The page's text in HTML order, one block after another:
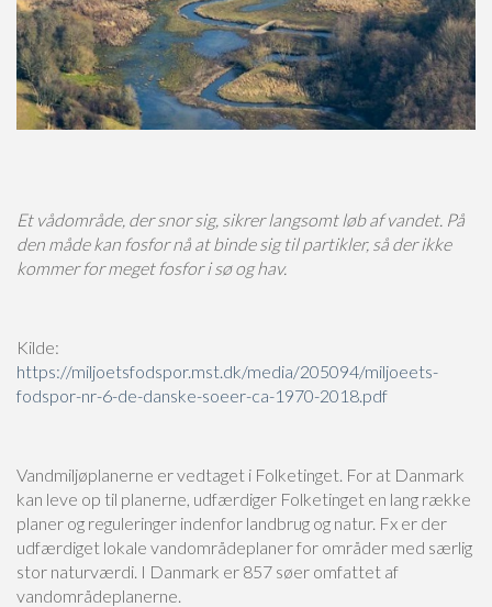
Et vådområde, der snor sig, sikrer langsomt løb af vandet. På
den måde kan fosfor nå at binde sig til partikler, så der ikke
kommer for meget fosfor i sø og hav.
Kilde:
https://miljoetsfodspor.mst.dk/media/205094/miljoeets-
fodspor-nr-6-de-danske-soeer-ca-1970-2018.pdf
Vandmiljøplanerne er vedtaget i Folketinget. For at Danmark
kan leve op til planerne, udfærdiger Folketinget en lang række
planer og reguleringer indenfor landbrug og natur. Fx er der
udfærdiget lokale vandområdeplaner for områder med særlig
stor naturværdi. I Danmark er 857 søer omfattet af
vandområdeplanerne.